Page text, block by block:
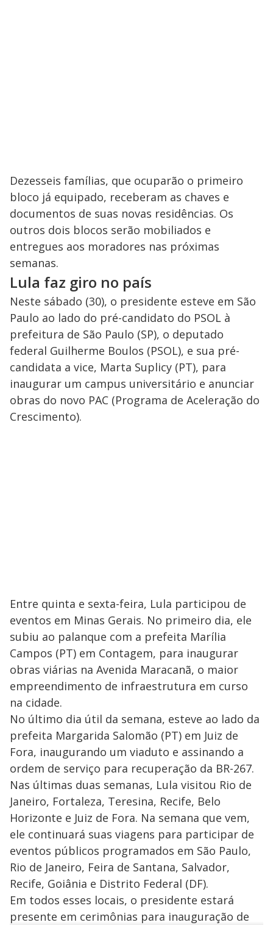
Dezesseis famílias, que ocuparão o primeiro
bloco já equipado, receberam as chaves e
documentos de suas novas residências. Os
outros dois blocos serão mobiliados e
entregues aos moradores nas próximas
semanas.
Lula faz giro no país
Neste sábado (30), o presidente esteve em São
Paulo ao lado do pré-candidato do PSOL à
prefeitura de São Paulo (SP), o deputado
federal Guilherme Boulos (PSOL), e sua pré-
candidata a vice, Marta Suplicy (PT), para
inaugurar um campus universitário e anunciar
obras do novo PAC (Programa de Aceleração do
Crescimento).
Entre quinta e sexta-feira, Lula participou de
eventos em Minas Gerais. No primeiro dia, ele
subiu ao palanque com a prefeita Marília
Campos (PT) em Contagem, para inaugurar
obras viárias na Avenida Maracanã, o maior
empreendimento de infraestrutura em curso
na cidade.
No último dia útil da semana, esteve ao lado da
prefeita Margarida Salomão (PT) em Juiz de
Fora, inaugurando um viaduto e assinando a
ordem de serviço para recuperação da BR-267.
Nas últimas duas semanas, Lula visitou Rio de
Janeiro, Fortaleza, Teresina, Recife, Belo
Horizonte e Juiz de Fora. Na semana que vem,
ele continuará suas viagens para participar de
eventos públicos programados em São Paulo,
Rio de Janeiro, Feira de Santana, Salvador,
Recife, Goiânia e Distrito Federal (DF).
Em todos esses locais, o presidente estará
presente em cerimônias para inauguração de